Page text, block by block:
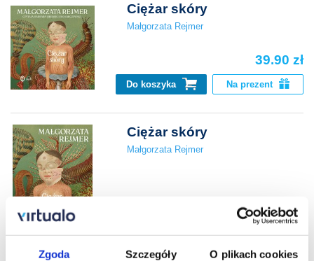
Zgoda Szczegóły O plikach cookies
Ciężar skóry
Małgorzata Rejmer
39.90 zł
Do koszyka Na prezent
Ciężar skóry
Małgorzata Rejmer
39.90 zł
Do koszyka Na prezent